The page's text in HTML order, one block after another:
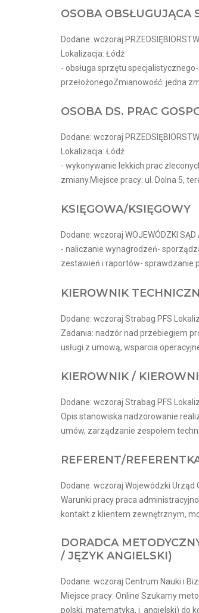
OSOBA OBSŁUGUJĄCA
Dodane: wczoraj
Lokalizacja: Łódź
- obsługa sprzętu
przełożonegoZmianowość: jedna
OSOBA DS. PRAC
Dodane: wczoraj
Lokalizacja: Łódź
- wykonywanie lekkich prac
zmiany.Miejsce pracy: ul. Dolna 5,
KSIĘGOWA/KSIĘGOWY
Dodane: wczoraj WOJEWÓDZKI
- naliczanie wynagrodzeń-
zestawień i raportów- sprawdzanie
KIEROWNIK
Dodane: wczoraj Strabag PFS
Zadania: nadzór nad przebiegiem
usługi z umową, wsparcia
KIEROWNIK /
Dodane: wczoraj Strabag PFS
Opis stanowiska nadzorowanie
umów, zarządzanie zespołem
REFERENT/
Dodane: wczoraj Wojewódzki
Warunki pracy praca
kontakt z klientem zewnętrznym,
DORADCA
/ JĘZYK ANGIELSKI)
Dodane: wczoraj Centrum Nauki i
Miejsce pracy: Online Szukamy
polski, matematyka, j. angielski) do